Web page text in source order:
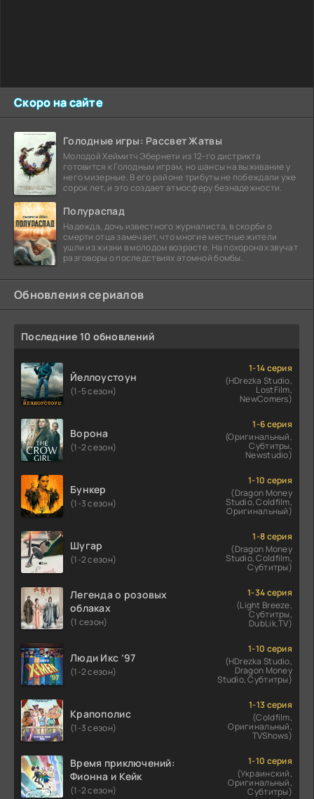
Скоро на сайте
Голодные игры: Рассвет Жатвы
Молодой Хеймитч Эбернети из 12-го дистрикта
готовится к Голодным играм, но шансы на выживание у
него мизерные. В его районе трибуты не побеждали уже
сорок лет, и это создает атмосферу безнадежности.
Полураспад
Надежда, дочь известного журналиста, в скорби о
смерти отца замечает, что многие местные жители
ушли из жизни в молодом возрасте. На похоронах звучат
разговоры о последствиях атомной бомбы.
Обновления сериалов
Последние 10 обновлений
Йеллоустоун
(1-5 сезон)
1-14 серия
(HDrezka Studio,
LostFilm,
NewComers)
Ворона
(1-2 сезон)
1-6 серия
(Оригинальный,
Субтитры,
Newstudio)
Бункер
(1-3 сезон)
1-10 серия
(Dragon Money
Studio, Coldfilm,
Оригинальный)
Шугар
(1-2 сезон)
1-8 серия
(Dragon Money
Studio, Coldfilm,
Субтитры)
Легенда о розовых
облаках
(1 сезон)
1-34 серия
(Light Breeze,
Субтитры,
DubLik.TV)
Люди Икс ’97
(1-2 сезон)
1-10 серия
(HDrezka Studio,
Dragon Money
Studio, Субтитры)
Крапополис
(1-3 сезон)
1-13 серия
(Coldfilm,
Оригинальный,
TVShows)
Время приключений:
Фионна и Кейк
(1-2 сезон)
1-10 серия
(Украинский,
Оригинальный,
Субтитры)